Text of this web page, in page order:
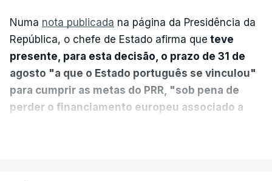
Numa nota publicada na página da Presidência da
República, o chefe de Estado afirma que teve
presente, para esta decisão, o prazo de 31 de
agosto "a que o Estado português se vinculou"
para cumprir as metas do PRR, "sob pena de
perder o financiamento europeu associado a